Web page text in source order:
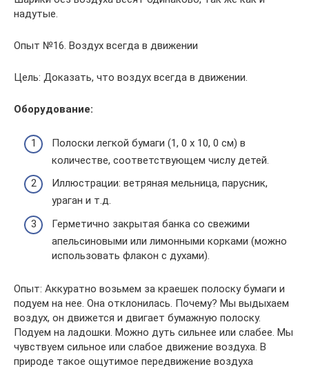
надутые.
Опыт №16. Воздух всегда в движении
Цель: Доказать, что воздух всегда в движении.
Оборудование:
Полоски легкой бумаги (1, 0 х 10, 0 см) в
количестве, соответствующем числу детей.
Иллюстрации: ветряная мельница, парусник,
ураган и т.д.
Герметично закрытая банка со свежими
апельсиновыми или лимонными корками (можно
использовать флакон с духами).
Опыт: Аккуратно возьмем за краешек полоску бумаги и
подуем на нее. Она отклонилась. Почему? Мы выдыхаем
воздух, он движется и двигает бумажную полоску.
Подуем на ладошки. Можно дуть сильнее или слабее. Мы
чувствуем сильное или слабое движение воздуха. В
природе такое ощутимое передвижение воздуха